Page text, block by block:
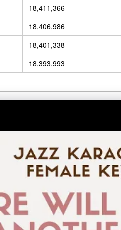
18,411,366
18,406,986
18,401,338
18,393,993